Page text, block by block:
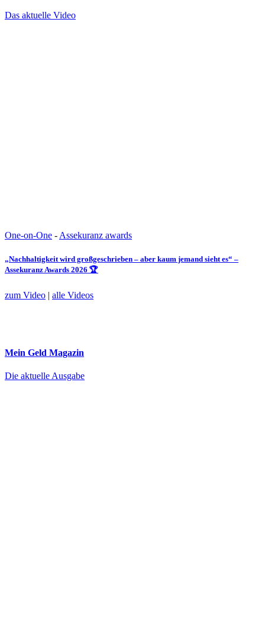
Das aktuelle Video
One-on-One -Assekuranz awards
„Nachhaltigkeit wird großgeschrieben – aber kaum jemand sieht es“ –
Assekuranz Awards 2026 🏆
zum Video | alle Videos
Mein Geld Magazin
Die aktuelle Ausgabe